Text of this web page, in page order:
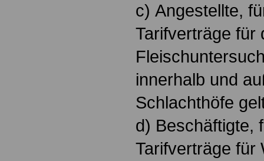
c) Angestellte,
Tarifverträge für
innerhalb und
Schlachthöfe
d) Beschäftigte,
Tarifverträge für